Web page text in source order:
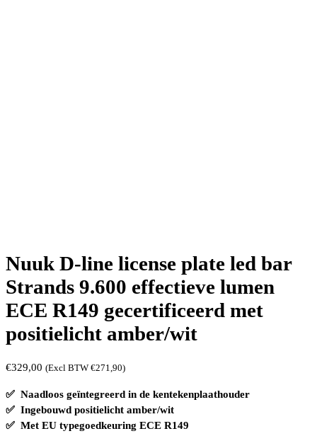
Nuuk D-line license plate led bar
Strands 9.600 effectieve lumen
ECE R149 gecertificeerd met
positielicht amber/wit
€329,00 (Excl BTW €271,90)
✅ Naadloos geïntegreerd in de kentekenplaathouder
✅ Ingebouwd positielicht amber/wit
✅ Met EU typegoedkeuring ECE R149